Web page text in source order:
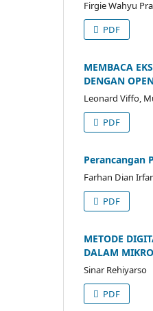
Firgie Wahyu
PDF
MEMBACA
DENGAN
Leonard Viffo,
PDF
Perancangan
Farhan Dian
PDF
METODE
DALAM
Sinar Rehiyarso
PDF